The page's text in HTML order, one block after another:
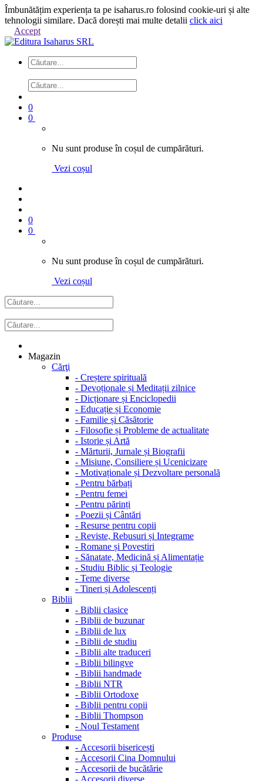
Îmbunătățim experiența ta pe isaharus.ro folosind cookie-uri și alte
tehnologii similare. Dacă dorești mai multe detalii click aici
Accept
0
0
Nu sunt produse în coșul de cumpărături.
Vezi coșul
0
0
Nu sunt produse în coșul de cumpărături.
Vezi coșul
Magazin
Cărţi
- Creștere spirituală
- Devoționale și Meditații zilnice
- Dicționare și Enciclopedii
- Educație și Economie
- Familie și Căsătorie
- Filosofie și Probleme de actualitate
- Istorie și Artă
- Mărturii, Jurnale și Biografii
- Misiune, Consiliere și Ucenicizare
- Motivaționale și Dezvoltare personală
- Pentru bărbați
- Pentru femei
- Pentru părinți
- Poezii și Cântări
- Resurse pentru copii
- Reviste, Rebusuri și Integrame
- Romane și Povestiri
- Sănatate, Medicină și Alimentație
- Studiu Biblic și Teologie
- Teme diverse
- Tineri și Adolescenți
Biblii
- Biblii clasice
- Biblii de buzunar
- Biblii de lux
- Biblii de studiu
- Biblii alte traduceri
- Biblii bilingve
- Biblii handmade
- Biblii NTR
- Biblii Ortodoxe
- Biblii pentru copii
- Biblii Thompson
- Noul Testament
Produse
- Accesorii bisericești
- Accesorii Cina Domnului
- Accesorii de bucătărie
- Accesorii diverse